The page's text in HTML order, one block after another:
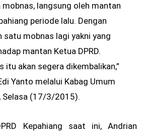
mobnas, langsung oleh mantan
periode lalu. Dengan
satu mobnas lagi yakni yang
mantan Ketua DPRD.
itu akan segera dikembalikan,”
Yanto melalui Kabag Umum
Selasa (17/3/2015).
Kepahiang saat ini, Andrian